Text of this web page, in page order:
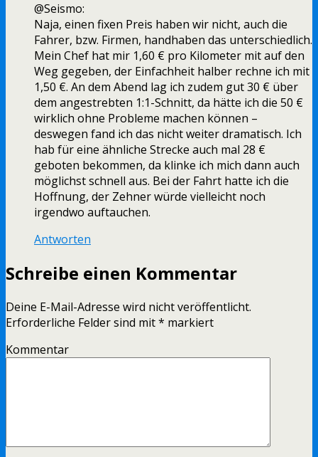
@Seismo:
Naja, einen fixen Preis haben wir nicht, auch die
Fahrer, bzw. Firmen, handhaben das unterschiedlich.
Mein Chef hat mir 1,60 € pro Kilometer mit auf den
Weg gegeben, der Einfachheit halber rechne ich mit
1,50 €. An dem Abend lag ich zudem gut 30 € über
dem angestrebten 1:1-Schnitt, da hätte ich die 50 €
wirklich ohne Probleme machen können –
deswegen fand ich das nicht weiter dramatisch. Ich
hab für eine ähnliche Strecke auch mal 28 €
geboten bekommen, da klinke ich mich dann auch
möglichst schnell aus. Bei der Fahrt hatte ich die
Hoffnung, der Zehner würde vielleicht noch
irgendwo auftauchen.
Antworten
Schreibe einen Kommentar
Deine E-Mail-Adresse wird nicht veröffentlicht.
Erforderliche Felder sind mit* markiert
Kommentar